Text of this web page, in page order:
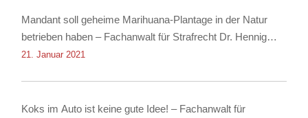
Mandant soll geheime Marihuana-Plantage in der Natur
betrieben haben – Fachanwalt für Strafrecht Dr. Hennig
erwirkt Einstellung
21. Januar 2021
Koks im Auto ist keine gute Idee! – Fachanwalt für